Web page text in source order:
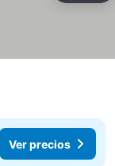
Ver precios